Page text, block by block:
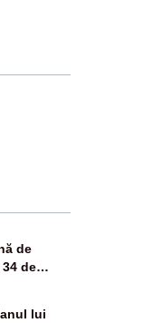
de
de
lui